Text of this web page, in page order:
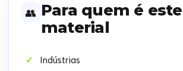
👥 Para quem é este
material
Indústrias